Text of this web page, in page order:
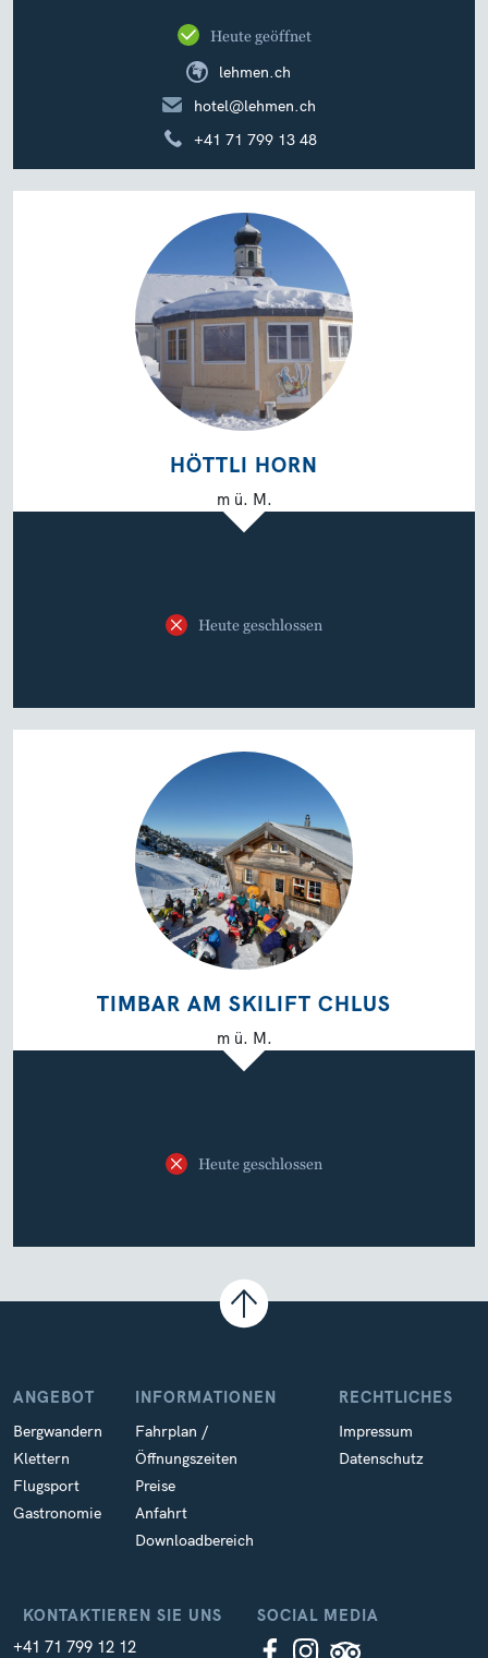
Heute geöffnet
lehmen.ch
hotel@lehmen.ch
+41 71 799 13 48
HÖTTLI HORN
m ü. M.
Heute geschlossen
TIMBAR AM SKILIFT CHLUS
m ü. M.
Heute geschlossen
KONTAKTIEREN SIE UNS
+41 71 799 12 12
ANGEBOT
Bergwandern
Klettern
Flugsport
Gastronomie
INFORMATIONEN
Fahrplan /
Öffnungszeiten
Preise
Anfahrt
Downloadbereich
RECHTLICHES
Impressum
Datenschutz
SOCIAL MEDIA